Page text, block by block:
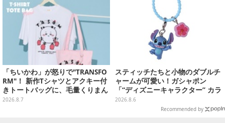
「ちいかわ」が怒りで"TRANSFO
RM"！ 新作Tシャツとアクキー付
きトートバッグに、毛量くりまん
じゅうなど全6アイテムが仲間入
2026.8.7
スティッチたちと小物のダブルチ
ャームが可愛い！ガシャポン
「“ディズニーキャラクター” カラ
フルマルチチャーム」が発売
2026.8.6
Recommended by